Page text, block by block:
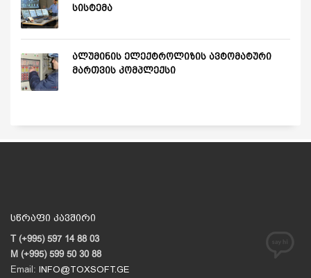
სისტემა
ალუმინის ელექტროლიზის ავტომატური
მართვის კომპლექსი
სწრაფი კავშირი
T (+995) 597 14 88 03
M (+995) 599 50 30 88
Email: INFO@TOXSOFT.GE